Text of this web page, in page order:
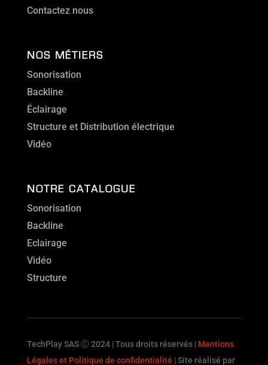
Contactez nous
NOS MÉTIERS
Sonorisation
Backline
Éclairage
Structure et Distribution électrique
Vidéo
NOTRE CATALOGUE
Sonorisation
Backline
Eclairage
Vidéo
Structure
TechPlay SAS Ⓒ 2024 | Tous droits réservés | Mentions
Légales et Politique de confidentialité | Site réalisé par